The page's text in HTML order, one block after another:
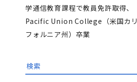
学通信教育課程で教員免許取得、
Pacific Union College（米国カリ
フォルニア州）卒業
検索